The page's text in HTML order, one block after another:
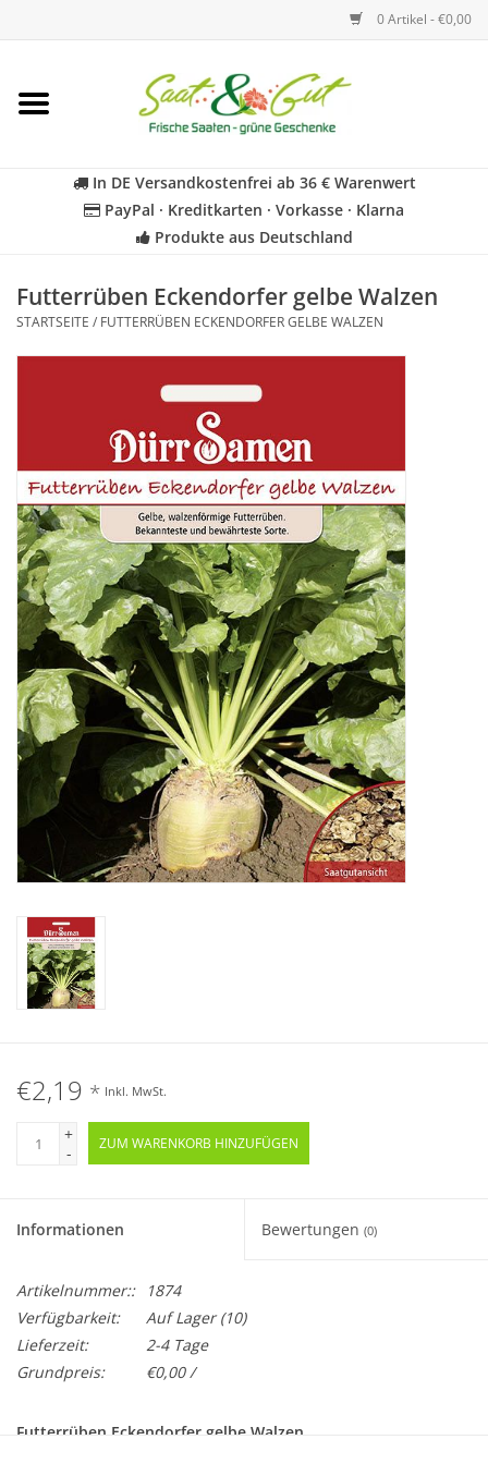
0 Artikel - €0,00
Startseite
Kräuter
Geschenkideen
Katalog
In DE Versandkostenfrei ab 36 € Warenwert
PayPal · Kreditkarten · Vorkasse · Klarna
Produkte aus Deutschland
Futterrüben Eckendorfer gelbe Walzen
STARTSEITE / FUTTERRÜBEN ECKENDORFER GELBE WALZEN
€2,19 * Inkl. MwSt.
+
-
ZUM WARENKORB HINZUFÜGEN
Informationen Bewertungen (0)
Artikelnummer::
1874
Verfügbarkeit:
Auf Lager(10)
Lieferzeit:
2-4 Tage
Grundpreis:
€0,00 /
Futterrüben Eckendorfer gelbe Walzen